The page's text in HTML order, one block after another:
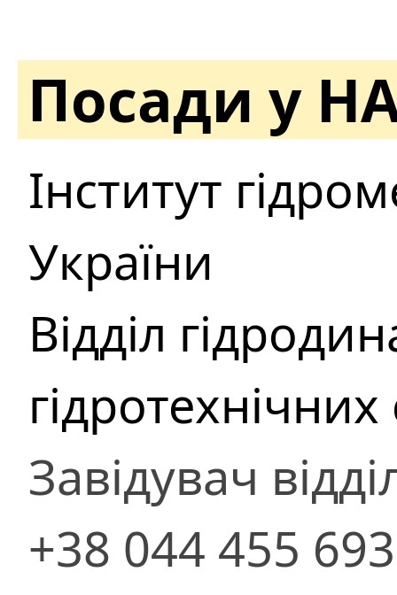
Посади у
Інститут
України
Відділ
Завідувач
+38 044 455